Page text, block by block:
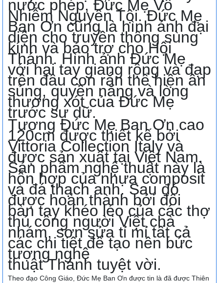
nước phép, Đức Mẹ Vô
Nhiễm Nguyên Tội. Đức Mẹ
Ban Ơn cũng là hình ảnh đại
diện cho truyền thống sùng
kính và bảo trợ cho Hội
Thánh. Hình ảnh Đức Mẹ
với hai tay giang rộng và đạp
trên đầu con rắn thể hiện ân
sủng, quyền năng và lòng
thương xót của Đức Mẹ
trước sự dữ.
Tượng Đức Mẹ Ban Ơn cao
120cm được thiết kế bởi
Vittoria Collection Italy và
được sản xuất tại Việt Nam.
Sản phẩm nghệ thuật này là
hỗn hợp của nhựa composit
và đá thạch anh. Sau đó
được hoàn thành bởi đôi
bàn tay khéo léo của các thợ
thủ công người Việt chà
nhám, sơn sửa tỉ mỉ tất cả
các chi tiết để tạo nên bức
tượng nghệ
thuật Thánh tuyệt vời.
Theo đạo Công Giáo, Đức Mẹ Ban Ơn được tin là đã được Thiên